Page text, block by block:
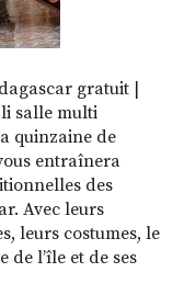
gratuit |
salle multi
quinzaine de
entraînera
des
Avec leurs
leurs costumes, le
de l’île et de ses